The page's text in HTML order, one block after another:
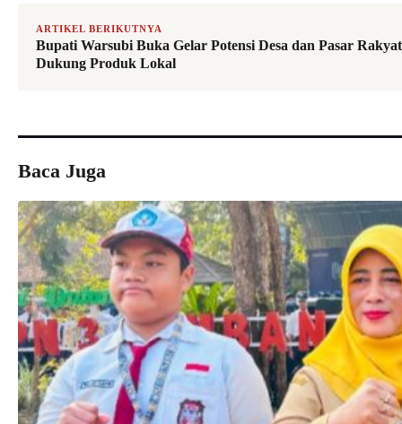
ARTIKEL BERIKUTNYA
Bupati Warsubi Buka Gelar Potensi Desa dan Pasar
Dukung Produk Lokal
Baca Juga